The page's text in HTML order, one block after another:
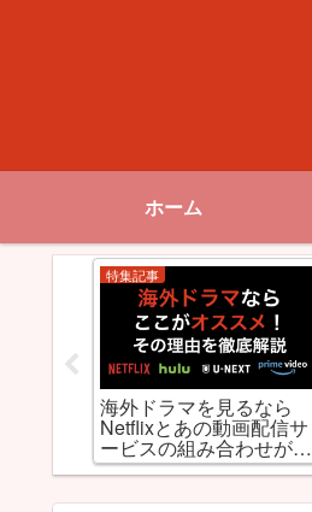
ホーム
特集記事
海外ドラマを見るなら
Netflixとあの動画配信サ
ービスの組み合わせが最
強な理由とは!?